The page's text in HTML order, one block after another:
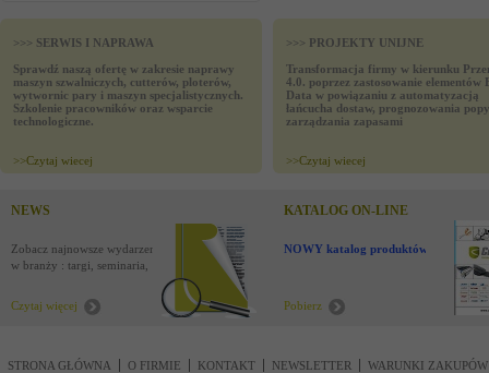
>>> SERWIS I NAPRAWA
Sprawdź naszą ofertę w zakresie naprawy
maszyn szwalniczych, cutterów, ploterów,
wytwornic pary i maszyn specjalistycznych.
Szkolenie pracowników oraz wsparcie
technologiczne.
>>Czytaj wiecej
>>> PROJEKTY UNIJNE
Transformacja firmy w kierunku
4.0. poprzez zastosowanie elementów
Data w powiązaniu z automatyzacją
łańcucha dostaw, prognozowania
zarządzania zapasami
>>Czytaj wiecej
NEWS
Zobacz najnowsze wydarzenia
w branży : targi, seminaria,
Czytaj więcej
KATALOG ON-LINE
NOWY katalog produktów !
Pobierz
STRONA GŁÓWNA O FIRMIE KONTAKT NEWSLETTER WARUNKI ZAKUPÓW